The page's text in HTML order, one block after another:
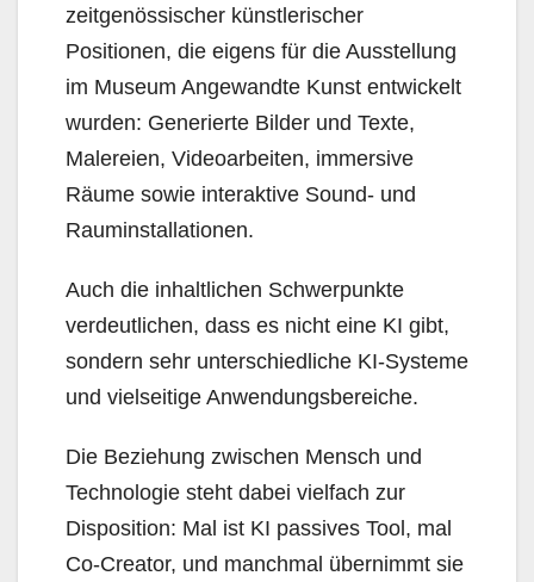
zeitgenössischer künstlerischer
Positionen, die eigens für die Ausstellung
im Museum Angewandte Kunst entwickelt
wurden: Generierte Bilder und Texte,
Malereien, Videoarbeiten, immersive
Räume sowie interaktive Sound- und
Rauminstallationen.
Auch die inhaltlichen Schwerpunkte
verdeutlichen, dass es nicht eine KI gibt,
sondern sehr unterschiedliche KI-Systeme
und vielseitige Anwendungsbereiche.
Die Beziehung zwischen Mensch und
Technologie steht dabei vielfach zur
Disposition: Mal ist KI passives Tool, mal
Co-Creator, und manchmal übernimmt sie